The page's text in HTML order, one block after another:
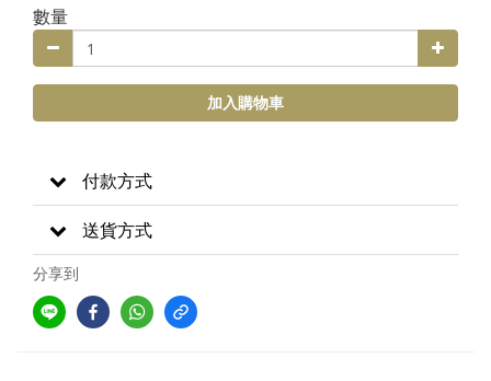
數量
加入購物車
付款方式
送貨方式
分享到